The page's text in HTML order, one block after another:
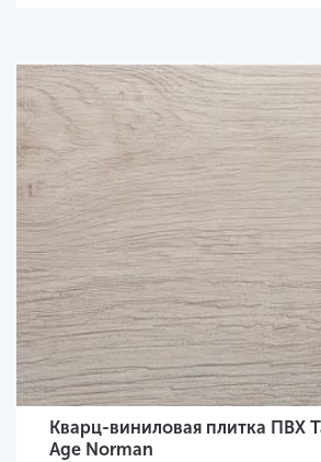
Кварц-виниловая плитка ПВХ
Age Norman